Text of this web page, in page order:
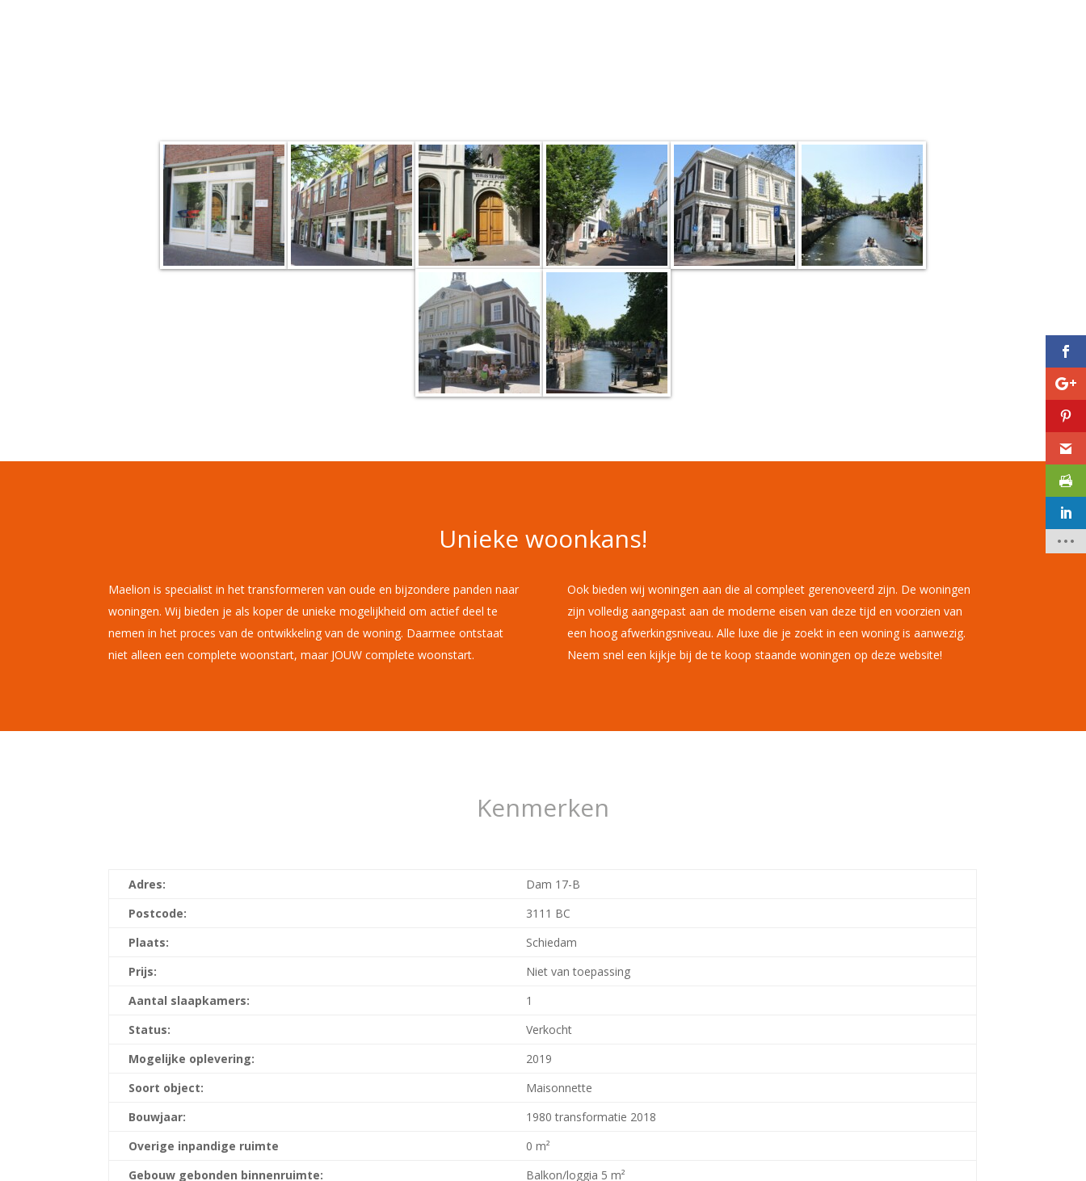
Unieke woonkans!
Maelion is specialist in het transformeren van oude en bijzondere panden naar
woningen. Wij bieden je als koper de unieke mogelijkheid om actief deel te
nemen in het proces van de ontwikkeling van de woning. Daarmee ontstaat
niet alleen een complete woonstart, maar JOUW complete woonstart.
Ook bieden wij woningen aan die al compleet gerenoveerd zijn. De woningen
zijn volledig aangepast aan de moderne eisen van deze tijd en voorzien van
een hoog afwerkingsniveau. Alle luxe die je zoekt in een woning is aanwezig.
Neem snel een kijkje bij de te koop staande woningen op deze website!
Kenmerken
Adres:
Dam 17-B
Postcode:
3111 BC
Plaats:
Schiedam
Prijs:
Niet van toepassing
Aantal slaapkamers:
1
Status:
Verkocht
Mogelijke oplevering:
2019
Soort object:
Maisonnette
Bouwjaar:
1980 transformatie 2018
Overige inpandige ruimte
0 m²
Gebouw gebonden binnenruimte:
Balkon/loggia 5 m²